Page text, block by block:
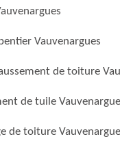
Vauvenargues
de toiture
de tuile
de toiture